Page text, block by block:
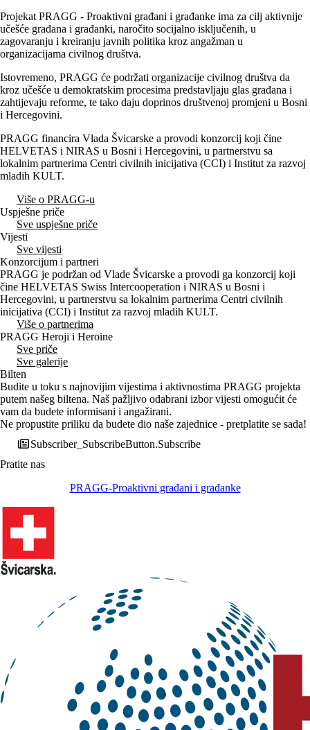
Projekat PRAGG - Proaktivni građani i građanke ima za cilj aktivnije
učešće građana i građanki, naročito socijalno isključenih, u
zagovaranju i kreiranju javnih politika kroz angažman u
organizacijama civilnog društva.
Istovremeno, PRAGG će podržati organizacije civilnog društva da
kroz učešće u demokratskim procesima predstavljaju glas građana i
zahtijevaju reforme, te tako daju doprinos društvenoj promjeni u Bosni
i Hercegovini.
PRAGG financira Vlada Švicarske a provodi konzorcij koji čine
HELVETAS i NIRAS u Bosni i Hercegovini, u partnerstvu sa
lokalnim partnerima Centri civilnih inicijativa (CCI) i Institut za razvoj
mladih KULT.
Više o PRAGG-u
Uspješne priče
Sve uspješne priče
Vijesti
Sve vijesti
Konzorcijum i partneri
PRAGG je podržan od Vlade Švicarske a provodi ga konzorcij koji
čine HELVETAS Swiss Intercooperation i NIRAS u Bosni i
Hercegovini, u partnerstvu sa lokalnim partnerima Centri civilnih
inicijativa (CCI) i Institut za razvoj mladih KULT.
Više o partnerima
PRAGG Heroji i Heroine
Sve priče
Sve galerije
Bilten
Budite u toku s najnovijim vijestima i aktivnostima PRAGG projekta
putem našeg biltena. Naš pažljivo odabrani izbor vijesti omogućit će
vam da budete informisani i angažirani.
Ne propustite priliku da budete dio naše zajednice - pretplatite se sada!
Subscriber_SubscribeButton.Subscribe
Pratite nas
PRAGG-Proaktivni građani i građanke